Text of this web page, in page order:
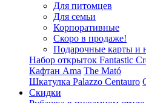
Для питомцев
Для семьи
Корпоративные
Скоро в продаже!
Подарочные карты и
Набор открыток Fantastic
Кафтан Ama The Mató
Шкатулка Palazzo Centauro
Скидки